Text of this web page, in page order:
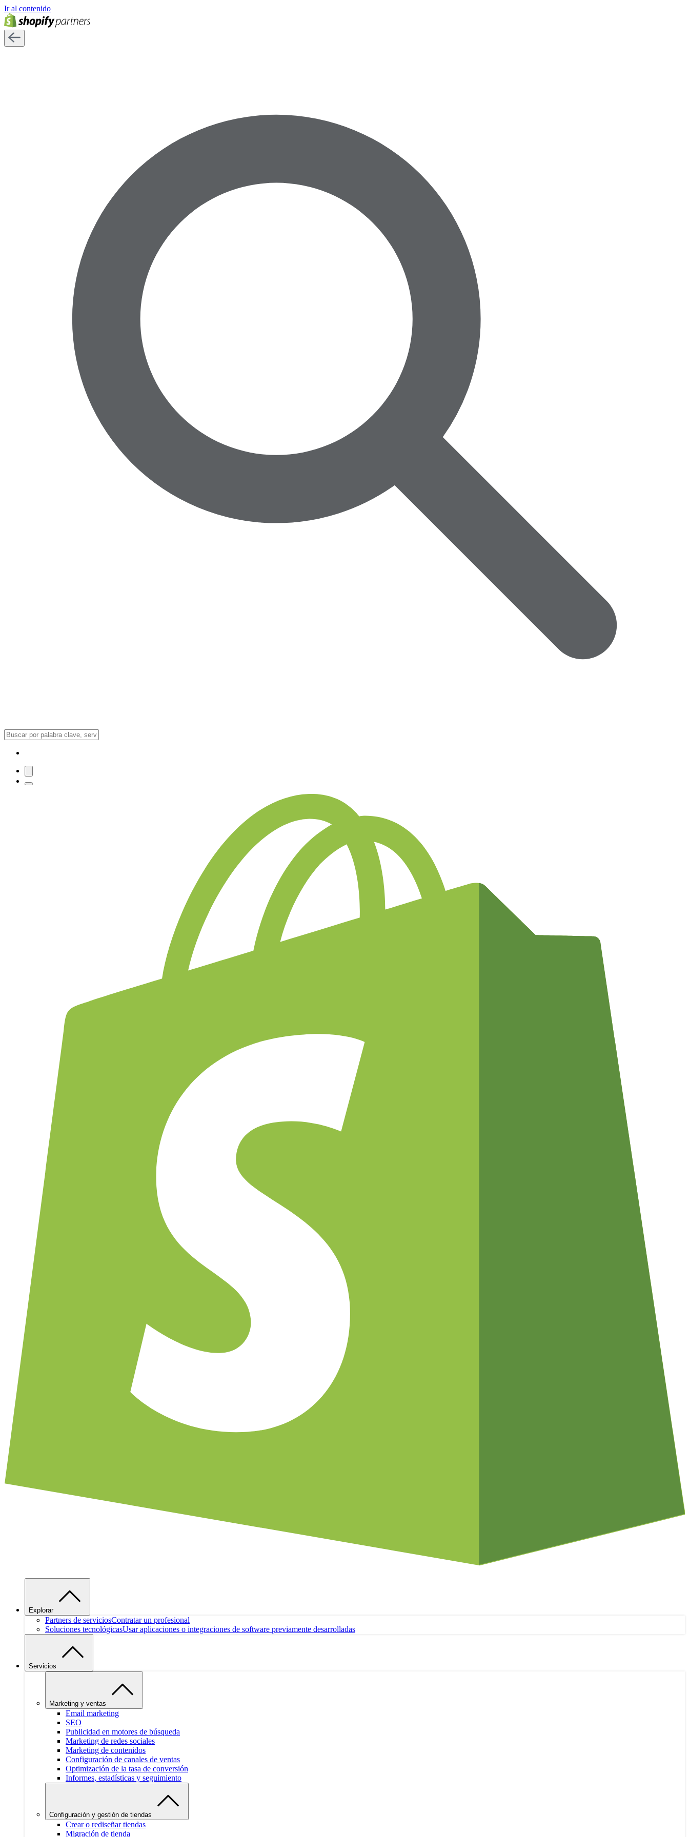
Ir al contenido
Explorar
Partners de serviciosContratar un profesional
Soluciones tecnológicasUsar aplicaciones o integraciones de software previamente desarrolladas
Servicios
Marketing y ventas
Email marketing
SEO
Publicidad en motores de búsqueda
Marketing de redes sociales
Marketing de contenidos
Configuración de canales de ventas
Optimización de la tasa de conversión
Informes, estadísticas y seguimiento
Configuración y gestión de tiendas
Crear o rediseñar tiendas
Migración de tienda